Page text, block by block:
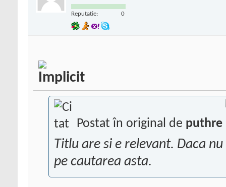
Reputatie: 0
Postat în original de puthre
Titlu are si e relevant. Daca
pe cautarea asta.